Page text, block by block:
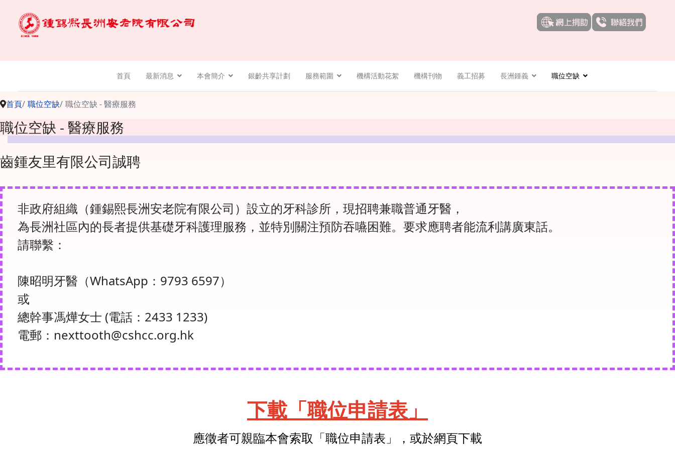
首頁 最新消息 本會簡介 銀齡共享計劃 服務範圍 機構活動花絮 機構刊物 義工招募 長洲鍾義 職位空缺
首頁 職位空缺 職位空缺 - 醫療服務
職位空缺 - 醫療服務
齒鍾友里有限公司誠聘
非政府組織（鍾錫熙長洲安老院有限公司）設立的牙科診所，現招聘兼職普通牙醫，
為長洲社區內的長者提供基礎牙科護理服務，並特別關注預防吞嚥困難。要求應聘者能流利講廣東話。
請聯繫：
陳昭明牙醫（WhatsApp：9793 6597）
或
總幹事馮燁女士 (電話：2433 1233)
電郵：nexttooth@cshcc.org.hk
下載「職位申請表」
應徵者可親臨本會索取「職位申請表」，或於網頁下載